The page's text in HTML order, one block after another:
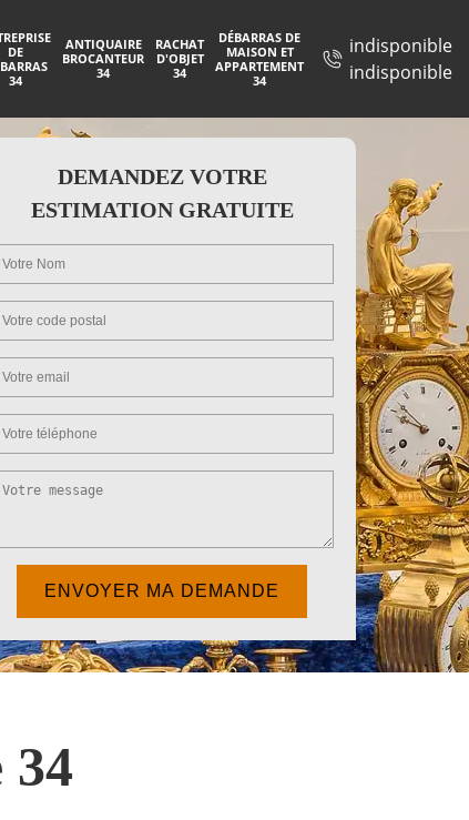
DE
34
ANTIQUAIRE
BROCANTEUR
34
RACHAT
D'OBJET
34
DÉBARRAS DE
MAISON ET
APPARTEMENT
34
indisponible
indisponible
DEMANDEZ VOTRE
ESTIMATION GRATUITE